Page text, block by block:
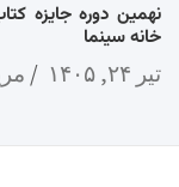
نهمین دوره جایزه
خانه سینما
تیر ۲۴, ۱۴۰۵